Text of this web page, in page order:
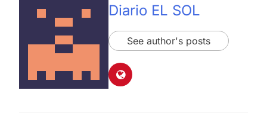
Diario EL SOL
See author's posts